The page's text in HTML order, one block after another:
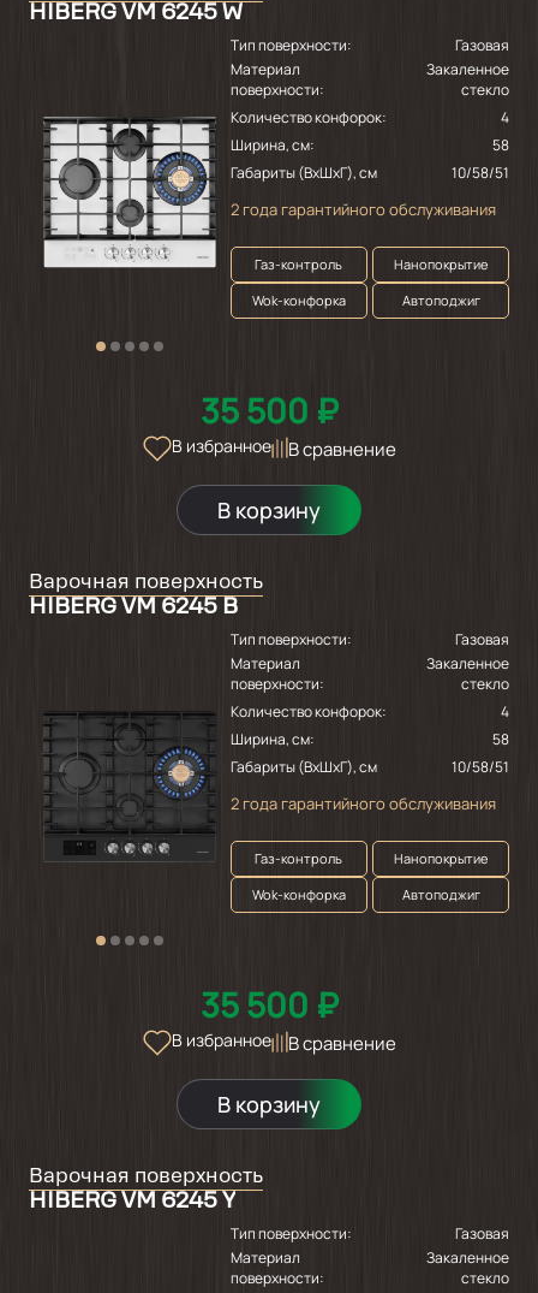
HIBERG VM 6245 W
Тип поверхности:
Газовая
Материал
поверхности:
Закаленное
стекло
Количество конфорок:
4
Ширина, см:
58
Габариты (ВхШхГ), см
10/58/51
2 года гарантийного обслуживания
Газ-контроль
Нанопокрытие
Wok-конфорка
Автоподжиг
35 500 ₽
В избранное В сравнение
В корзину
Варочная поверхность
HIBERG VM 6245 B
Тип поверхности:
Газовая
Материал
поверхности:
Закаленное
стекло
Количество конфорок:
4
Ширина, см:
58
Габариты (ВхШхГ), см
10/58/51
2 года гарантийного обслуживания
Газ-контроль
Нанопокрытие
Wok-конфорка
Автоподжиг
35 500 ₽
В избранное В сравнение
В корзину
Варочная поверхность
HIBERG VM 6245 Y
Тип поверхности:
Газовая
Материал
поверхности:
Закаленное
стекло